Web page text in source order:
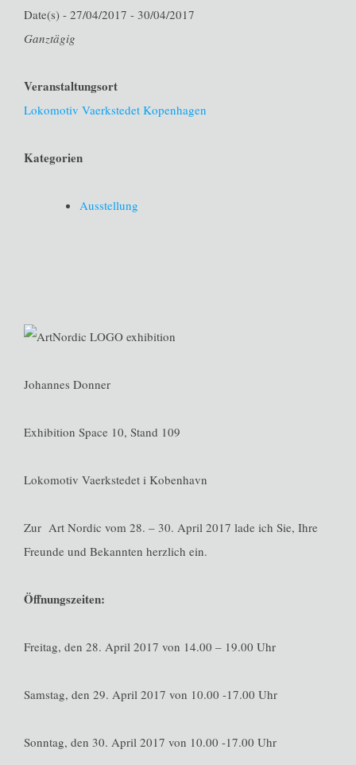
Date(s) - 27/04/2017 - 30/04/2017
Ganztägig
Veranstaltungsort
Lokomotiv Vaerkstedet Kopenhagen
Kategorien
Ausstellung
Johannes Donner
Exhibition Space 10, Stand 109
Lokomotiv Vaerkstedet i Kobenhavn
Zur Art Nordic vom 28. – 30. April 2017 lade ich Sie, Ihre
Freunde und Bekannten herzlich ein.
Öffnungszeiten:
Freitag, den 28. April 2017 von 14.00 – 19.00 Uhr
Samstag, den 29. April 2017 von 10.00 -17.00 Uhr
Sonntag, den 30. April 2017 von 10.00 -17.00 Uhr